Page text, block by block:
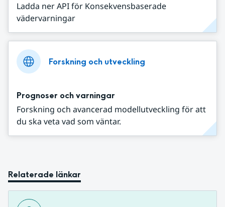
Ladda ner API för Konsekvensbaserade
vädervarningar
Forskning och utveckling
Prognoser och varningar
Forskning och avancerad modellutveckling för att
du ska veta vad som väntar.
Relaterade länkar